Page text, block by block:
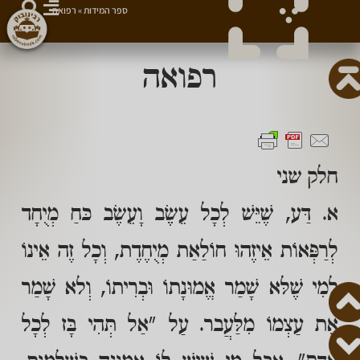
רפואה
חלק שני
א. דַּע, שֶׁיֵּשׁ לְכָל עֵשֵֶׂב וָעֵשֶׂב כּחַ מְיֻחָד
לְרַפְּאוֹת אֵיזֶהוּ חוֹלַאַת מְיֻחֶדֶת, וְכָל זֶה אֵינוֹ
לְמִי שֶׁלּא שָׁמַר אֱמוּנָתוֹ וּבְרִיתוֹ, וְלא שָׁמַר
אֶת עַצְמוֹ מִלַּעֲבר. עַל "אַל תְּהִי בָּז לְכָל
ספר המידות» רפואה